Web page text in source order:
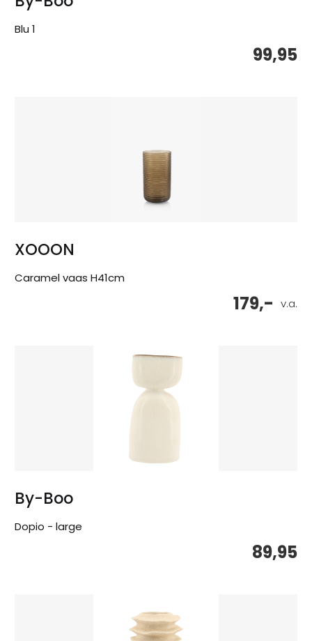
Blu 1
99,95
XOOON
Caramel vaas H41cm
v.a.
179,-
By-Boo
Dopio - large
89,95